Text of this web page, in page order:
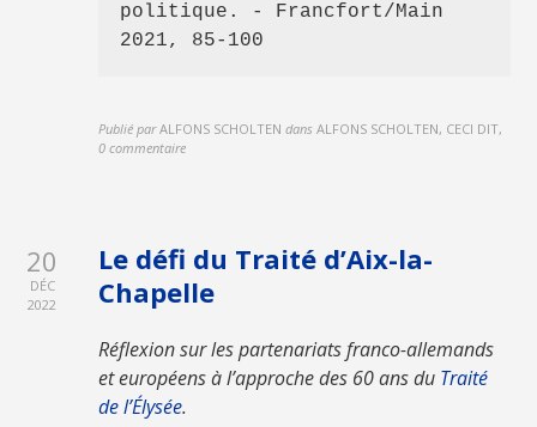
politique. - Francfort/Main
2021, 85-100
Publié par ALFONS SCHOLTEN dans ALFONS SCHOLTEN, CECI DIT,
0 commentaire
20
DÉC
2022
Le défi du Traité d’Aix-la-
Chapelle
Réflexion sur les partenariats franco-allemands
et européens à l’approche des 60 ans du Traité
de l’Élysée.